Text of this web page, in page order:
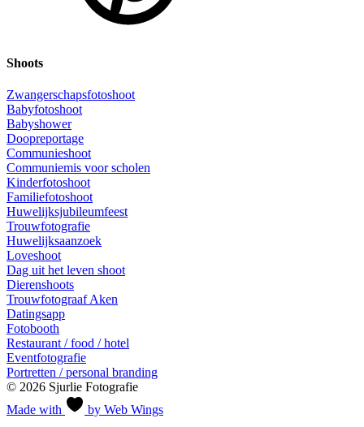
Shoots
Zwangerschapsfotoshoot
Babyfotoshoot
Babyshower
Doopreportage
Communieshoot
Communiemis voor scholen
Kinderfotoshoot
Familiefotoshoot
Huwelijksjubileumfeest
Trouwfotografie
Huwelijksaanzoek
Loveshoot
Dag uit het leven shoot
Dierenshoots
Trouwfotograaf Aken
Datingsapp
Fotobooth
Restaurant / food / hotel
Eventfotografie
Portretten / personal branding
© 2026 Sjurlie Fotografie
Made with
by Web Wings